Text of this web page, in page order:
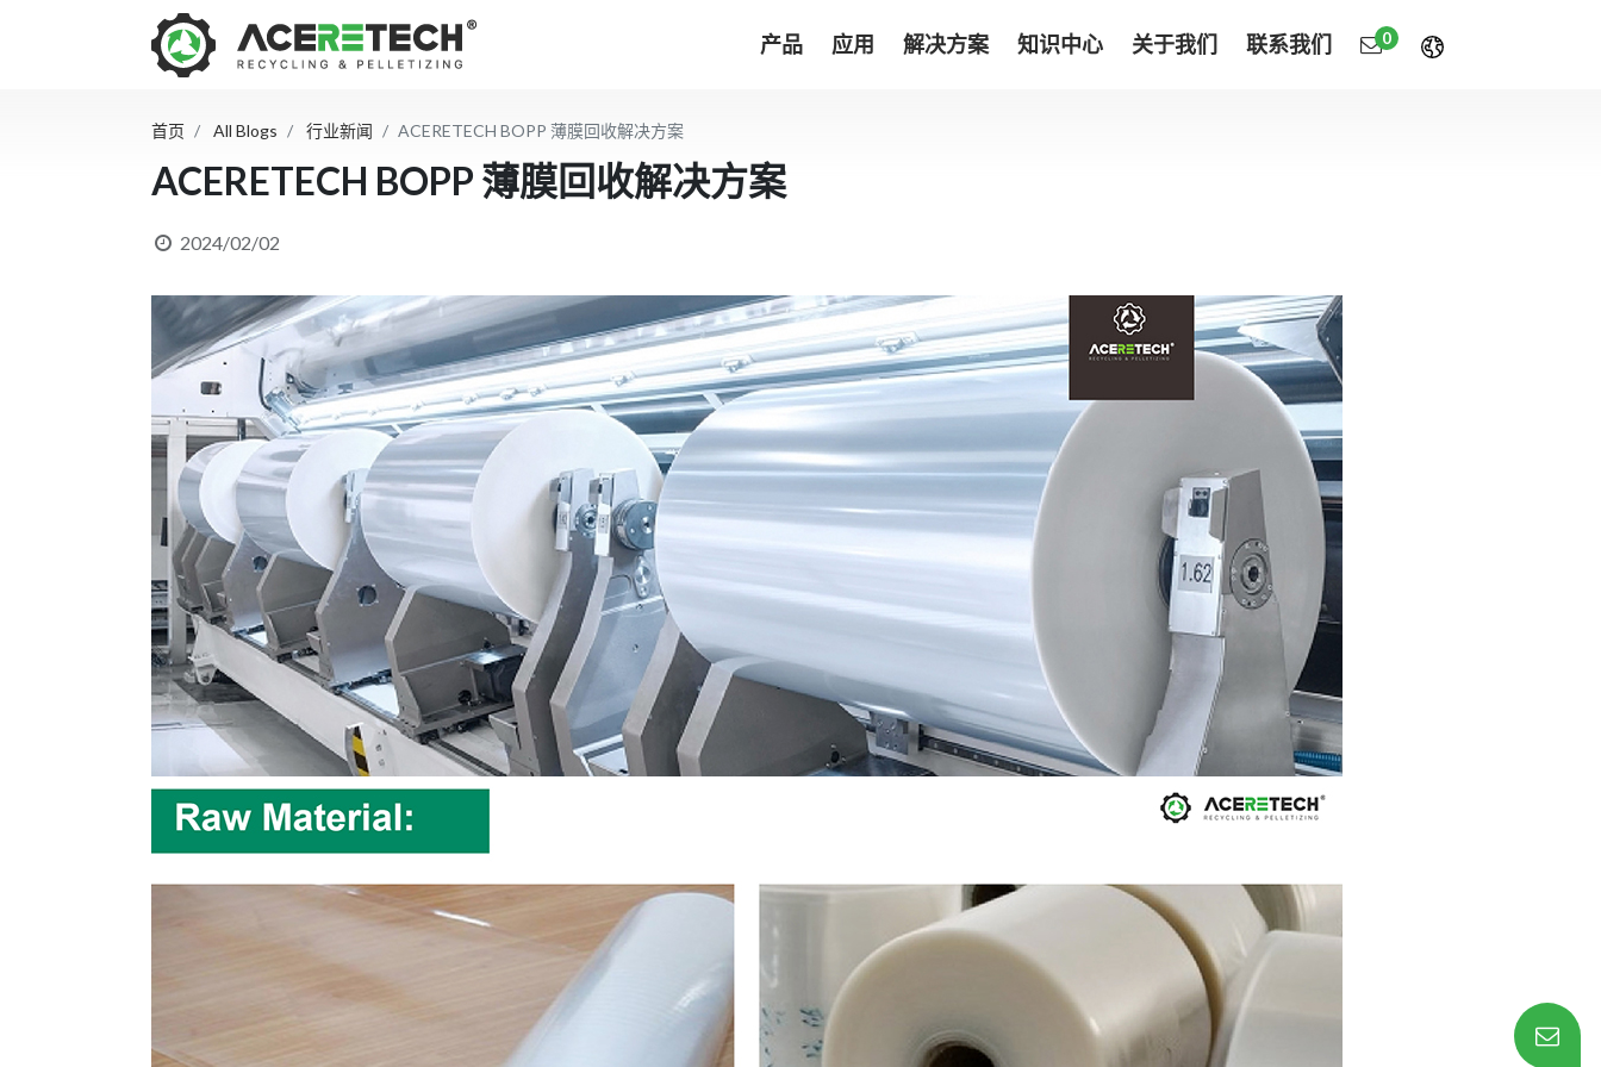
产品 应用 解决方案 知识中心 关于我们 联系我们 0
首页 All Blogs 行业新闻 ACERETECH BOPP 薄膜回收解决方案
ACERETECH BOPP 薄膜回收解决方案
2024/02/02